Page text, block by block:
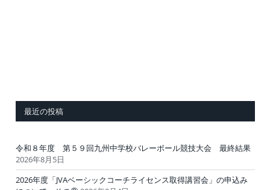
最近の投稿
令和８年度 第５９回九州中学校バレーボール競技大会 最終結果
2026年8月5日
2026年度「JVAベーシックコーチライセンス取得講習会」の申込み